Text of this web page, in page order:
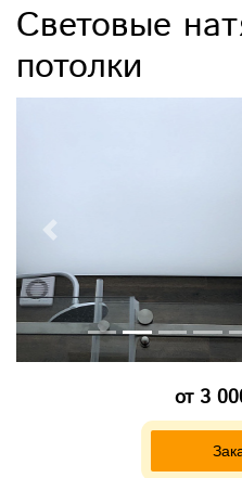
Световые
потолки
Previous
от 3